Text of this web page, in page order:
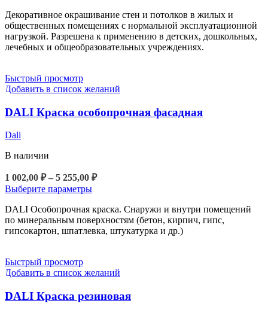
–
3
150,00 ₽
имеет
несколько
вариаций.
Опции
странице
Декоративное окрашивание стен и потолков в жилых и
общественных помещениях с нормальной эксплуатационной
нагрузкой. Разрешена к применению в детских, дошкольных,
лечебных и общеобразовательных учреждениях.
Быстрый просмотр
Добавить в список желаний
DALI Краска особопрочная фасадная
Dali
В наличии
1 002,00 ₽ – 5 255,00 ₽Диапазон
002,00 ₽
–
5
Выберите параметрыЭтот
имеет
несколько
вариаций.
на
товара.
DALI Особопрочная краска. Снаружи и внутри помещений
по минеральным поверхностям (бетон, кирпич, гипс,
гипсокартон, шпатлевка, штукатурка и др.)
Быстрый просмотр
Добавить в список желаний
DALI Краска резиновая